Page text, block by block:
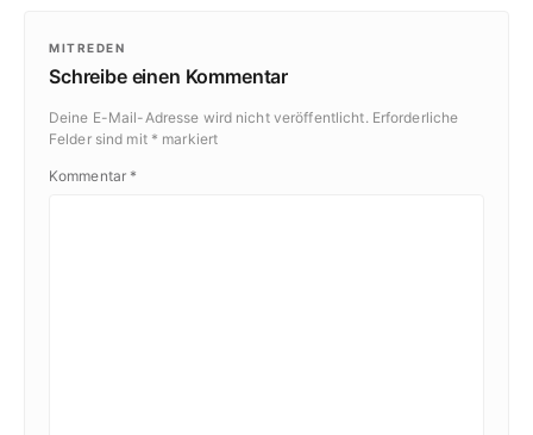
MITREDEN
Schreibe einen Kommentar
Deine E-Mail-Adresse wird nicht veröffentlicht. Erforderliche
Felder sind mit * markiert
Kommentar *